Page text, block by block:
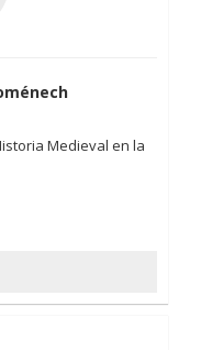
Medieval en la